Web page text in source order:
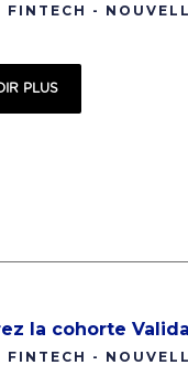
FINTECH -
PLUS
la cohorte
FINTECH -